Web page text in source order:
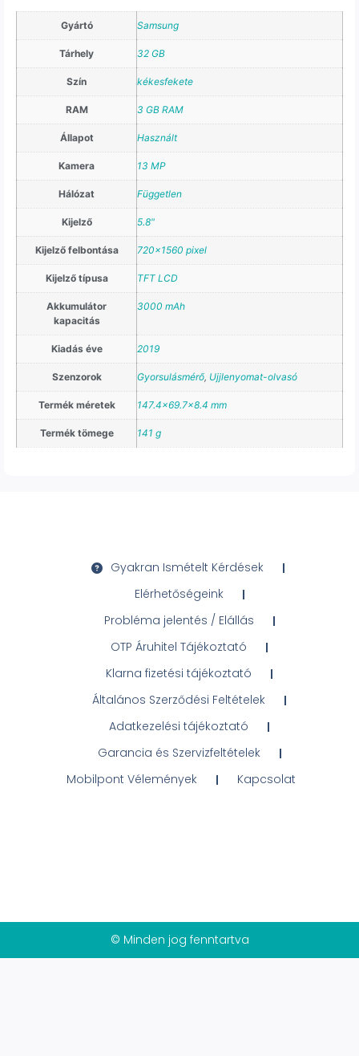
Gyártó Samsung
Tárhely 32 GB
Szín kékesfekete
RAM 3 GB RAM
Állapot Használt
Kamera 13 MP
Hálózat Független
Kijelző 5.8"
Kijelző felbontása 720×1560 pixel
Kijelző típusa TFT LCD
Akkumulátor
kapacitás
3000 mAh
Kiadás éve 2019
Szenzorok Gyorsulásmérő, Ujjlenyomat-olvasó
Termék méretek 147.4×69.7×8.4 mm
Termék tömege 141 g
Gyakran Ismételt Kérdések
Elérhetőségeink
Probléma jelentés / Elállás
OTP Áruhitel Tájékoztató
Klarna fizetési tájékoztató
Általános Szerződési Feltételek
Adatkezelési tájékoztató
Garancia és Szervizfeltételek
Mobilpont Vélemények
Kapcsolat
© Minden jog fenntartva